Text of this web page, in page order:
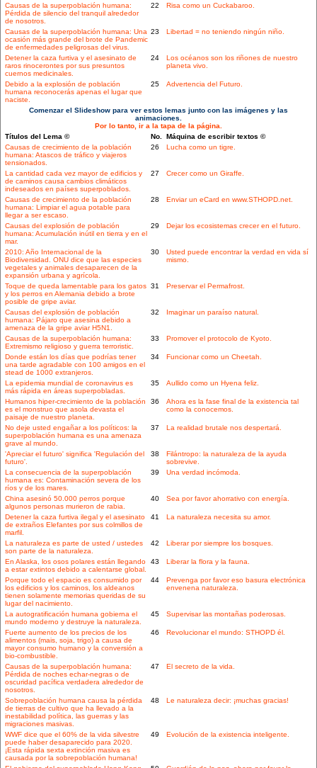
Causas de la superpoblación humana:
Pérdida de silencio del tranquil alrededor
de nosotros.
22 Risa como un Cuckabaroo.
Causas de la superpoblación humana: Una
ocasión más grande del brote de Pandemic
de enfermedades peligrosas del virus.
23 Libertad = no teniendo ningún niño.
Detener la caza furtiva y el asesinato de
raros rinocerontes por sus presuntos
cuernos medicinales.
24
Los océanos son los riñones de nuestro
planeta vivo.
Debido a la explosión de población
humana reconocerás apenas el lugar que
naciste.
25 Advertencia del Futuro.
Comenzar el Slideshow para ver estos lemas junto con las imágenes y las
animaciones.
Por lo tanto, ir a la tapa de la página.
Títulos del Lema ©
No. Máquina de escribir textos ©
Causas de crecimiento de la población
humana: Atascos de tráfico y viajeros
tensionados.
26 Lucha como un tigre.
La cantidad cada vez mayor de edificios y
de caminos causa cambios climáticos
indeseados en países superpoblados.
27 Crecer como un Giraffe.
Causas de crecimiento de la población
humana: Limpiar el agua potable para
llegar a ser escaso.
28 Enviar un eCard en www.STHOPD.net.
Causas del explosión de población
humana: Acumulación inútil en tierra y en el
mar.
29 Dejar los ecosistemas crecer en el futuro.
2010: Año Internacional de la
Biodiversidad. ONU dice que las especies
vegetales y animales desaparecen de la
expansión urbana y agrícola.
30
Usted puede encontrar la verdad en vida sí
mismo.
Toque de queda lamentable para los gatos
y los perros en Alemania debido a brote
posible de gripe aviar.
31 Preservar el Permafrost.
Causas del explosión de población
humana: Pájaro que asesina debido a
amenaza de la gripe aviar H5N1.
32 Imaginar un paraíso natural.
Causas de la superpoblación humana:
Extremismo religioso y guerra terroristic.
33 Promover el protocolo de Kyoto.
Donde están los días que podrías tener
una tarde agradable con 100 amigos en el
stead de 1000 extranjeros.
34 Funcionar como un Cheetah.
La epidemia mundial de coronavirus es
más rápida en áreas superpobladas.
35 Aullido como un Hyena feliz.
Humanos hiper-crecimiento de la población
es el monstruo que asola devasta el
paisaje de nuestro planeta.
36
Ahora es la fase final de la existencia tal
como la conocemos.
No deje usted engañar a los políticos: la
superpoblación humana es una amenaza
grave al mundo.
37 La realidad brutale nos despertará.
'Apreciar el futuro' significa 'Regulación del
futuro'.
38
Filántropo: la naturaleza de la ayuda
sobrevive.
La consecuencia de la superpoblación
humana es: Contaminación severa de los
ríos y de los mares.
39 Una verdad incómoda.
China asesinó 50.000 perros porque
algunos personas murieron de rabia.
40 Sea por favor ahorrativo con energía.
Detener la caza furtiva ilegal y el asesinato
de extraños Elefantes por sus colmillos de
marfil.
41 La naturaleza necesita su amor.
La naturaleza es parte de usted / ustedes
son parte de la naturaleza.
42 Liberar por siempre los bosques.
En Alaska, los osos polares están llegando
a estar extintos debido a calentarse global.
43 Liberar la flora y la fauna.
Porque todo el espacio es consumido por
los edificios y los caminos, los aldeanos
tienen solamente memorias queridas de su
lugar del nacimiento.
44
Prevenga por favor eso basura electrónica
envenena naturaleza.
La autogratificación humana gobierna el
mundo moderno y destruye la naturaleza.
45 Supervisar las montañas poderosas.
Fuerte aumento de los precios de los
alimentos (mais, soja, trigo) a causa de
mayor consumo humano y la conversión a
bio-combustible.
46 Revolucionar el mundo: STHOPD él.
Causas de la superpoblación humana:
Pérdida de noches echar-negras o de
oscuridad pacífica verdadera alrededor de
nosotros.
47 El secreto de la vida.
Sobrepoblación humana causa la pérdida
de tierras de cultivo que ha llevado a la
inestabilidad política, las guerras y las
migraciones masivas.
48 Le naturaleza decir: ¡muchas gracias!
WWF dice que el 60% de la vida silvestre
puede haber desaparecido para 2020.
¡Esta rápida sexta extinción masiva es
causada por la sobrepoblación humana!
49 Evolución de la existencia inteligente.